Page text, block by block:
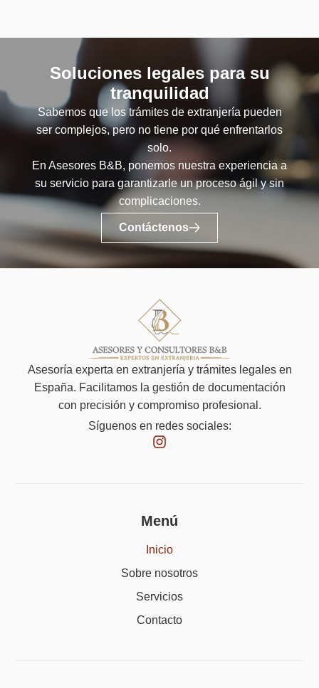
Soluciones legales para su
tranquilidad
Sabemos que los trámites de extranjería pueden
ser complejos, pero no tiene por qué enfrentarlos
solo.
En Asesores B&B, ponemos nuestra experiencia a
su servicio para garantizarle un proceso ágil y sin
complicaciones.
Contáctenos
Asesoría experta en extranjería y trámites legales en
España. Facilitamos la gestión de documentación
con precisión y compromiso profesional.
Síguenos en redes sociales:
Menú
Inicio
Sobre nosotros
Servicios
Contacto